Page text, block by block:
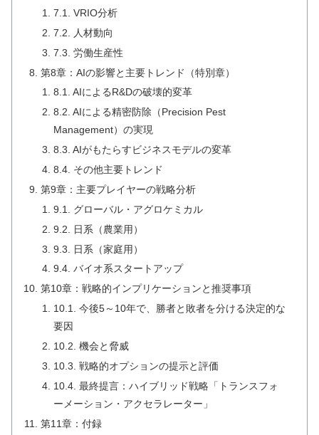
7.1. VRIO分析
7.2. 人材動向
7.3. 労働生産性
第8章：AIの影響と主要トレンド（特別章）
8.1. AIによるR&Dの破壊的変革
8.2. AIによる精密防除（Precision Pest
Management）の実現
8.3. AIがもたらすビジネスモデルの変革
8.4. その他主要トレンド
第9章：主要プレイヤーの戦略分析
9.1. グローバル・アグロケミカル
9.2. 日系（農業用）
9.3. 日系（家庭用）
9.4. バイオ系スタートアップ
第10章：戦略的インプリケーションと推奨事項
10.1. 今後5～10年で、勝者と敗者を分ける決定的な
要因
10.2. 機会と脅威
10.3. 戦略的オプションの提示と評価
10.4. 最終提言：ハイブリッド戦略「トランスフォ
ーメーション・アクセラレーター」
第11章：付録